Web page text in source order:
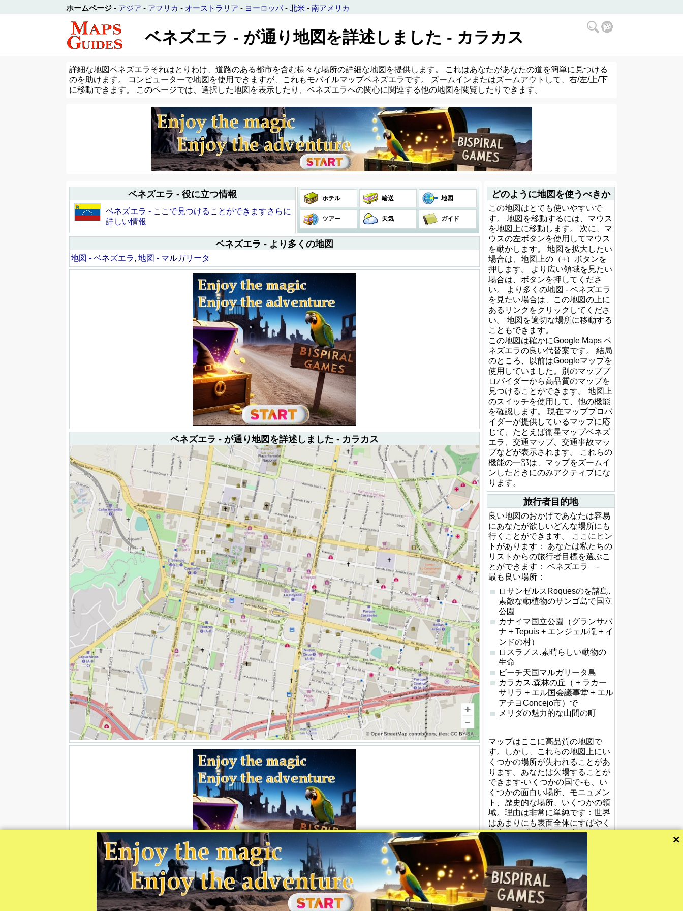
ホームページ - アジア - アフリカ - オーストラリア - ヨーロッパ- 北米 - 南アメリカ
ベネズエラ - が通り地図を詳述しました - カラカス
詳細な地図ベネズエラそれはとりわけ、道路のある都市を含む様々な場所の詳細な地図を提供します。 これはあなたがあなたの道を簡単に見つける
のを助けます。 コンピューターで地図を使用できますが、これもモバイルマップベネズエラです。 ズームインまたはズームアウトして、右/左/上/下
に移動できます。 このページでは、選択した地図を表示したり、ベネズエラへの関心に関連する他の地図を閲覧したりできます。
ベネズエラ - 役に立つ情報
ベネズエラ - ここで見つけることができますさらに
詳しい情報
ホテル 輸送 地図
ツアー 天気 ガイド
ベネズエラ - より多くの地図
地図 - ベネズエラ, 地図 - マルガリータ
ベネズエラ - が通り地図を詳述しました - カラカス
どのように地図を使うべきか
この地図はとても使いやすいで
す。 地図を移動するには、マウス
を地図上に移動します。 次に、マ
ウスの左ボタンを使用してマウス
を動かします。 地図を拡大したい
場合は、地図上の（+）ボタンを
押します。 より広い領域を見たい
場合は、ボタンを押してくださ
い。 より多くの地図 - ベネズエラ
を見たい場合は、この地図の上に
あるリンクをクリックしてくださ
い。 地図を適切な場所に移動する
こともできます。
この地図は確かにGoogle Maps ベ
ネズエラの良い代替案です。 結局
のところ、以前はGoogleマップを
使用していました。別のマッププ
ロバイダーから高品質のマップを
見つけることができます。 地図上
のスイッチを使用して、他の機能
を確認します。 現在マッププロバ
イダーが提供しているマップに応
じて、たとえば衛星マップベネズ
エラ、交通マップ、交通事故マッ
プなどが表示されます。 これらの
機能の一部は、マップをズームイ
ンしたときにのみアクティブにな
ります。
旅行者目的地
良い地図のおかげであなたは容易
にあなたが欲しいどんな場所にも
行くことができます。 ここにヒン
トがあります： あなたは私たちの
リストからの旅行者目標を選ぶこ
とができます： ベネズエラ -
最も良い場所：
ロサンゼルスRoquesのを諸島.
素敵な動植物のサンゴ島で国立
公園
カナイマ国立公園（グランサバ
ナ + Tepuis + エンジェル滝 + イ
ンドの村）
ロスラノス.素晴らしい動物の
生命
ビーチ天国マルガリータ島
カラカス.森林の丘（ + ラカー
サリラ + エル国会議事堂 + エル
アチヨConcejo市）で
メリダの魅力的な山間の町
マップはここに高品質の地図で
す。しかし、これらの地図上にい
くつかの場所が失われることがあ
ります。あなたは欠場することが
できます-いくつかの国で-も、い
くつかの面白い場所、モニュメン
ト、歴史的な場所、いくつかの領
域。理由は非常に単純です：世界
はあまりにも表面全体にすばやく
完全マップを作成する大きさで
す。これらのマップは、すべての
時間を改善している。私たちはあ
なたをお勧めします：あなたは、
後で返すの探していたの見つけて
いないのであれば。ありがとうご
ざいます。
×